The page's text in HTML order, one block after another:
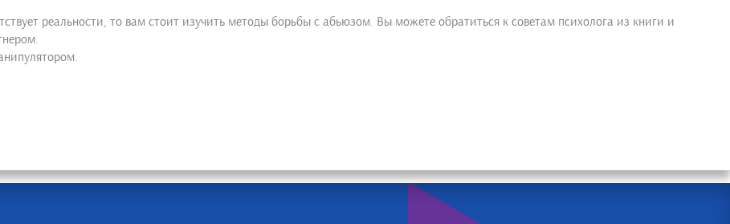
реальности, то вам стоит изучить методы борьбы с абьюзом. Вы можете обратиться к советам психолога из книги и